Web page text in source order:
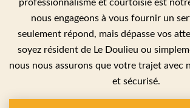
professionnalisme et courtoisie est
nous engageons à vous fournir un
seulement répond, mais dépasse vos
soyez résident de Le Doulieu ou
nous nous assurons que votre trajet avec
et sécurisé.